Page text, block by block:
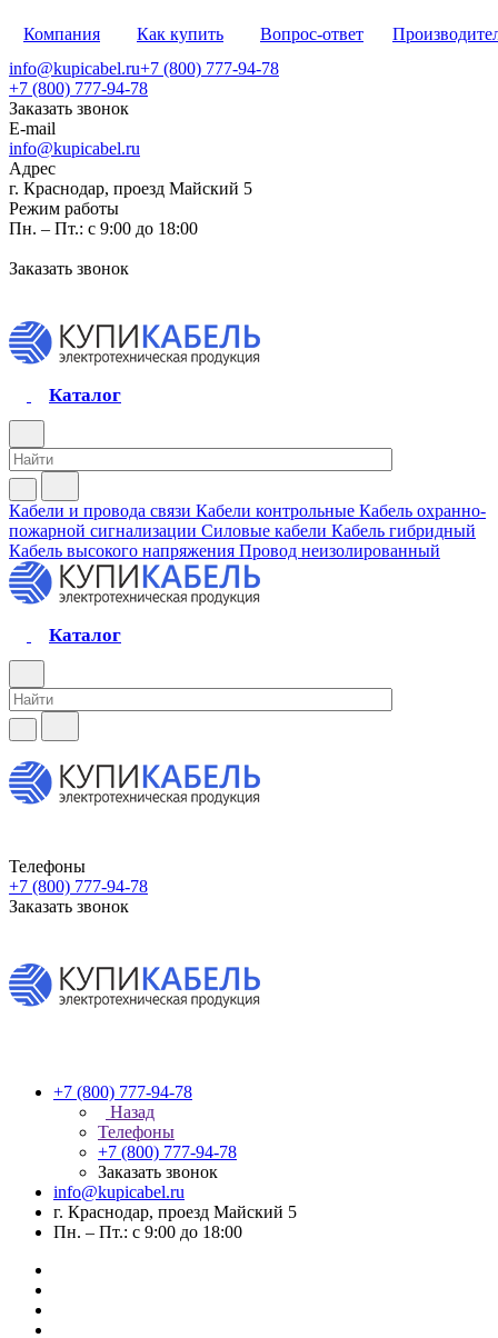
Компания Как купить Вопрос-ответ
info@kupicabel.ru+7 (800) 777-94-78
+7 (800) 777-94-78
Заказать звонок
E-mail
info@kupicabel.ru
Адрес
г. Краснодар, проезд Майский 5
Режим работы
Пн. – Пт.: с 9:00 до 18:00
Заказать звонок
Каталог
Кабели и провода связи Кабели контрольные Кабель охранно-
пожарной сигнализации Силовые кабели Кабель гибридный
Кабель высокого напряжения Провод неизолированный
Каталог
Телефоны
+7 (800) 777-94-78
Заказать звонок
+7 (800) 777-94-78
Назад
Телефоны
+7 (800) 777-94-78
Заказать звонок
info@kupicabel.ru
г. Краснодар, проезд Майский 5
Пн. – Пт.: с 9:00 до 18:00